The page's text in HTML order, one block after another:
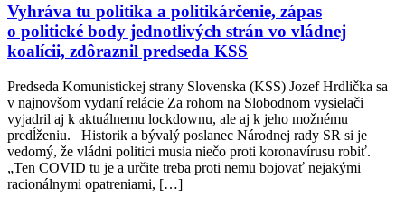
Vyhráva tu politika a politikárčenie, zápas
o politické body jednotlivých strán vo vládnej
koalícii, zdôraznil predseda KSS
Predseda Komunistickej strany Slovenska (KSS) Jozef Hrdlička sa
v najnovšom vydaní relácie Za rohom na Slobodnom vysielači
vyjadril aj k aktuálnemu lockdownu, ale aj k jeho možnému
predĺženiu. Historik a bývalý poslanec Národnej rady SR si je
vedomý, že vládni politici musia niečo proti koronavírusu robiť.
„Ten COVID tu je a určite treba proti nemu bojovať nejakými
racionálnymi opatreniami, […]